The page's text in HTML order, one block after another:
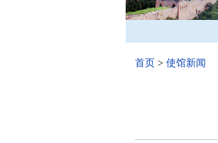
首页 > 使馆新闻